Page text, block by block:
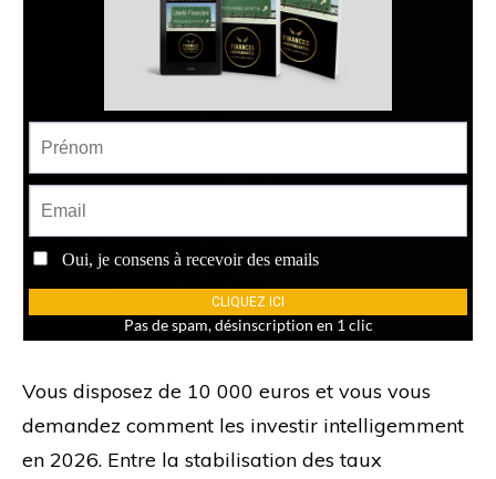
Vous disposez de 10 000 euros et vous vous
demandez comment les investir intelligemment
en 2026. Entre la stabilisation des taux